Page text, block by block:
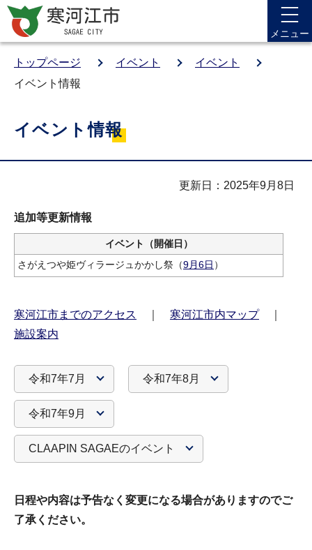
メニュー
トップページ イベント
イベント
イベント情報
イベント情報
更新日：2025年9月8日
追加等更新情報
イベント（開催日）
さがえつや姫ヴィラージュかかし祭（9月6日 ）
寒河江市までのアクセス 寒河江市内マップ｜
施設案内
令和7年7月 令和7年8月
令和7年9月
CLAAPIN SAGAEのイベント
日程や内容は予告なく変更になる場合がありますのでご
了承ください。